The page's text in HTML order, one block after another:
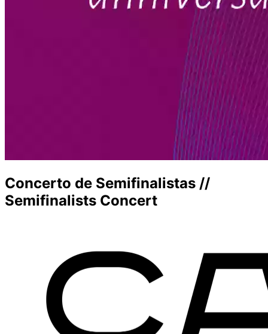
Concerto de Semifinalistas //
Semifinalists Concert